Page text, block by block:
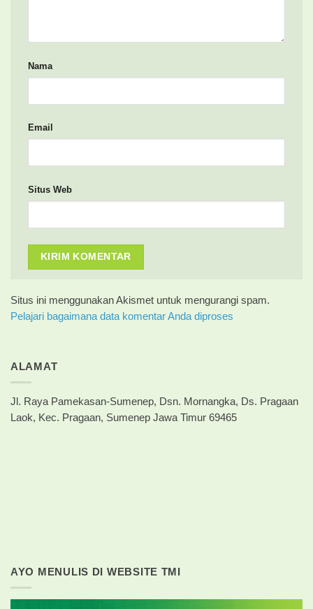
Nama
Email
Situs Web
Situs ini menggunakan Akismet untuk mengurangi spam.
Pelajari bagaimana data komentar Anda diproses
ALAMAT
Jl. Raya Pamekasan-Sumenep, Dsn. Mornangka, Ds. Pragaan
Laok, Kec. Pragaan, Sumenep Jawa Timur 69465
AYO MENULIS DI WEBSITE TMI